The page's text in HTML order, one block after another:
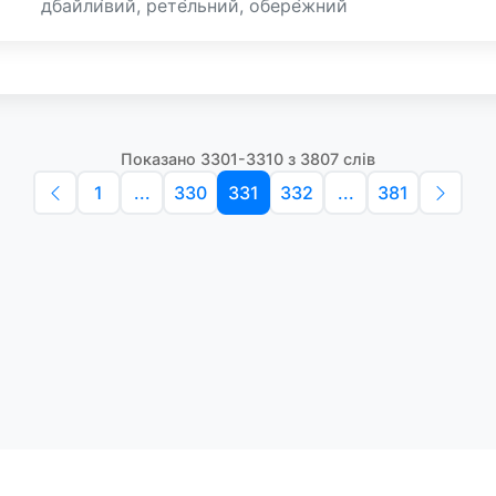
дбайли́вий, рете́льний, обере́жний
Показано 3301-3310 з 3807 слів
1 ... 330 331 332 ... 381